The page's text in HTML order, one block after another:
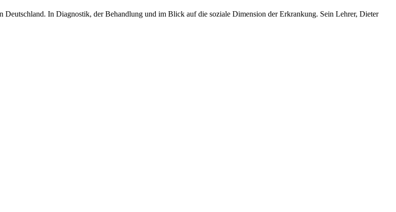
In Diagnostik, der Behandlung und im Blick auf die soziale Dimension der Erkrankung. Sein Lehrer, Dieter